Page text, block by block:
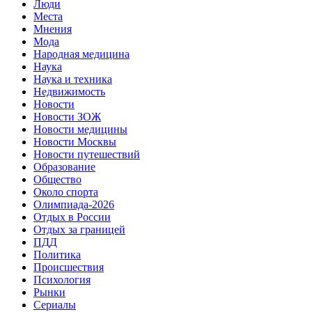
Люди
Места
Мнения
Мода
Народная медицина
Наука
Наука и техника
Недвижимость
Новости
Новости ЗОЖ
Новости медицины
Новости Москвы
Новости путешествий
Образование
Общество
Около спорта
Олимпиада-2026
Отдых в России
Отдых за границей
ПДД
Политика
Происшествия
Психология
Рынки
Сериалы